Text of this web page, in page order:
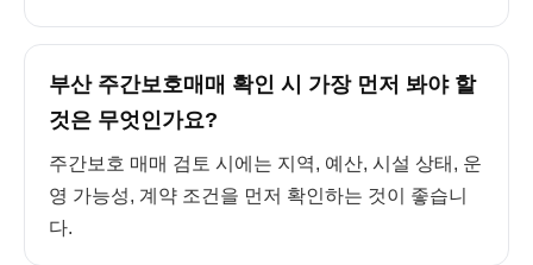
부산 주간보호매매 확인 시 가장 먼저 봐야 할
것은 무엇인가요?
주간보호 매매 검토 시에는 지역, 예산, 시설 상태, 운
영 가능성, 계약 조건을 먼저 확인하는 것이 좋습니
다.